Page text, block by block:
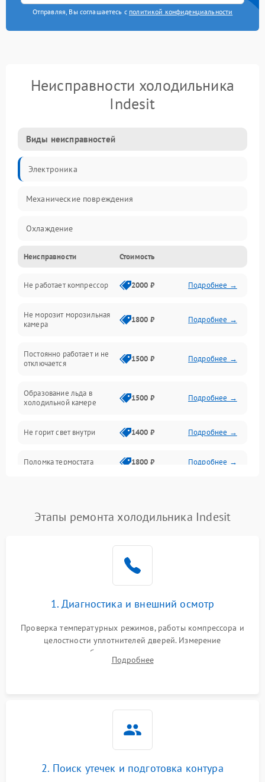
Отправляя, Вы соглашаетесь с политикой конфиденциальности
Неисправности холодильника
Indesit
Виды неисправностей
Электроника
Механические повреждения
Охлаждение
Механика
Электропитание
Дренаж
Неисправности Стоимость
Не работает компрессор 2000 ₽ Подробнее →
Не морозит морозильная
камера
1800 ₽ Подробнее →
Постоянно работает и не
отключается
1500 ₽ Подробнее →
Образование льда в
холодильной камере
1500 ₽ Подробнее →
Не горит свет внутри 1400 ₽ Подробнее →
Поломка термостата 1800 ₽ Подробнее →
Поломка системы No Frost 2600 ₽ Подробнее →
работе
2000 ₽ Подробнее →
1000 ₽
1800 ₽
Этапы ремонта холодильника Indesit
1. Диагностика и внешний осмотр
Проверка температурных режимов, работы компрессора и
целостности уплотнителей дверей. Измерение
сопротивления обмоток мотора, проверка термостата и
считывание кодов ошибок с электронного дисплея.
Подробнее
2. Поиск утечек и подготовка контура